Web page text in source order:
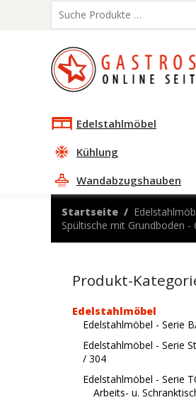
Edelstahlmöbel
Kühlung
Wandabzugshauben
Startseite
Spültische mit Grundboden
Produkt-
Edelstahlmöbel
Edelstahlmöbel - Serie
Edelstahlmöbel - Serie
/ 304
Edelstahlmöbel - Serie
Arbeits- u.